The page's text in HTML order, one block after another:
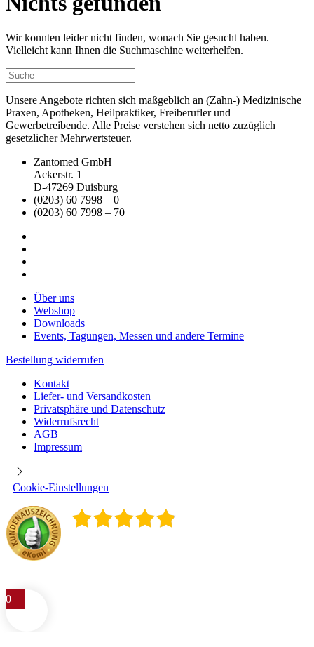
Wir konnten leider nicht finden, wonach Sie gesucht haben.
Vielleicht kann Ihnen die Suchmaschine weiterhelfen.
Unsere Angebote richten sich maßgeblich an (Zahn-) Medizinische
Praxen, Apotheken, Heilpraktiker, Freiberufler und
Gewerbetreibende. Alle Preise verstehen sich netto zuzüglich
gesetzlicher Mehrwertsteuer.
Zantomed GmbH
Ackerstr. 1
D-47269 Duisburg
(0203) 60 7998 – 0
(0203) 60 7998 – 70
Über uns
Webshop
Downloads
Events, Tagungen, Messen und andere Termine
Bestellung widerrufen
Kontakt
Liefer- und Versandkosten
Privatsphäre und Datenschutz
Widerrufsrecht
AGB
Impressum
Cookie-Einstellungen
0